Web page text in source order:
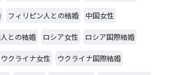
フィリピン人との結婚 中国女性
との結婚 ロシア女性 ロシア国際結婚
ウクライナ女性 ウクライナ国際結婚